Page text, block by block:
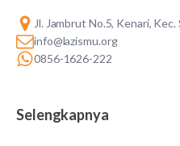
Jl. Jambrut No.5, Kenari,
info@lazismu.org
0856-1626-222
Selengkapnya